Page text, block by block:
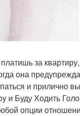
за
она
и прилично
и Буду Ходить
опции